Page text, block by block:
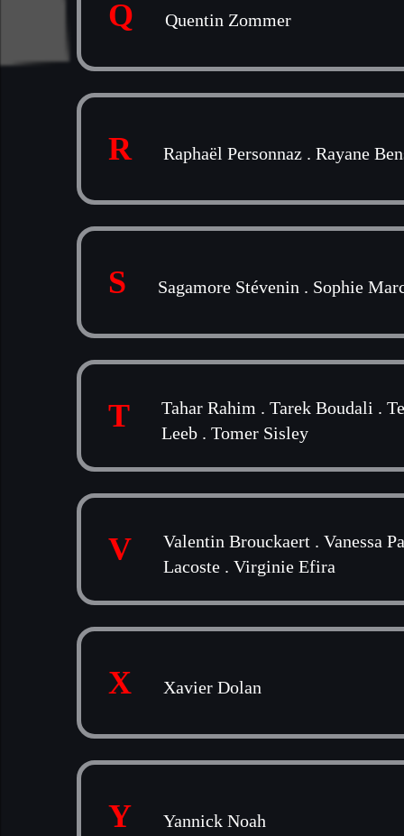
Q Quentin Zommer
R Raphaël Personnaz . Rayane
S Sagamore Stévenin . Sophie
T Tahar Rahim . Tarek Boudali .
Leeb . Tomer Sisley
V Valentin Brouckaert . Vanessa
Lacoste . Virginie Efira
X Xavier Dolan
Y Yannick Noah